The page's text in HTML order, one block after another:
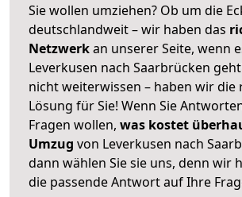
Sie wollen umziehen? Ob um die
deutschlandweit – wir haben das
Netzwerkan unserer Seite, wenn
Leverkusen nach Saarbrücken
nicht weiterwissen – haben wir die
Lösung für Sie! Wenn Sie
Fragen wollen, was kostet
Umzug von Leverkusen nach
dann wählen Sie sie uns, denn wir
die passende Antwort auf Ihre